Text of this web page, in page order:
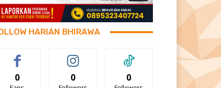
HARIAN BHIRAWA
0 0 0